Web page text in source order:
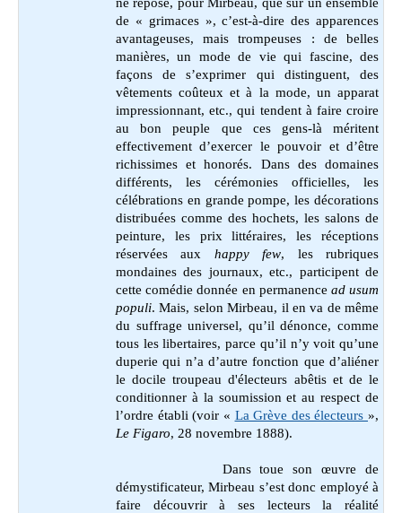
ne repose, pour Mirbeau, que sur un ensemble
de « grimaces », c’est-à-dire des apparences
avantageuses, mais trompeuses : de belles
manières, un mode de vie qui fascine, des
façons de s’exprimer qui distinguent, des
vêtements coûteux et à la mode, un apparat
impressionnant, etc., qui tendent à faire croire
au bon peuple que ces gens-là méritent
effectivement d’exercer le pouvoir et d’être
richissimes et honorés. Dans des domaines
différents, les cérémonies officielles, les
célébrations en grande pompe, les décorations
distribuées comme des hochets, les salons de
peinture, les prix littéraires, les réceptions
réservées aux happy few, les rubriques
mondaines des journaux, etc., participent de
cette comédie donnée en permanence ad usum
populi. Mais, selon Mirbeau, il en va de même
du suffrage universel, qu’il dénonce, comme
tous les libertaires, parce qu’il n’y voit qu’une
duperie qui n’a d’autre fonction que d’aliéner
le docile troupeau d'électeurs abêtis et de le
conditionner à la soumission et au respect de
l’ordre établi (voir « La Grève des électeurs »,
Le Figaro, 28 novembre 1888).
Dans toue son œuvre de
démystificateur, Mirbeau s’est donc employé à
faire découvrir à ses lecteurs la réalité